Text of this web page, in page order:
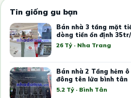
Tin giống gu bạn
Bán nhà 3 tầng mặt
dòng tiền ổn định
26 Tỷ · Nha Trang
Bán nhà 2 Tầng hẻm
đông tên lửa bình tân
5.2 Tỷ · Bình Tân